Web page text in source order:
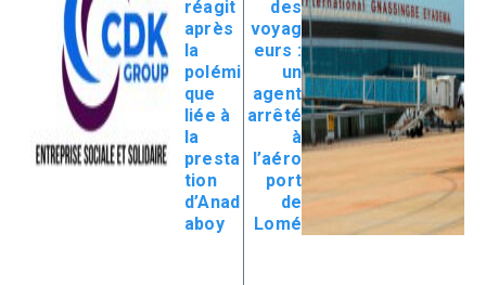
réagit
après
la
polémi
que
liée à
la
presta
tion
d’Anad
aboy
des
voyag
eurs :
un
agent
arrêté
à
l’aéro
port
de
Lomé